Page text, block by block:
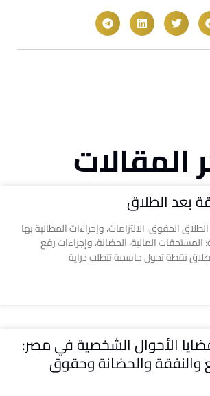
المقالات
بعد الطلاق
الحقوق، الالتزامات، وإجراءات المطالبة بها
المالية، الحضانة، وإجراءات رفع
نقطة تحول حاسمة تتطلب دراية
الأحوال الشخصية في مصر:
والنفقة والحضانة وحقوق